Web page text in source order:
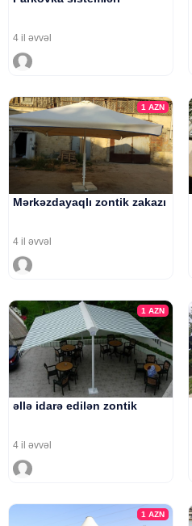
4 il əvvəl
1AZN
Mərkəzdayaqlı zontik zakazı
4 il əvvəl
1AZN
əllə idarə edilən zontik
4 il əvvəl
1AZN